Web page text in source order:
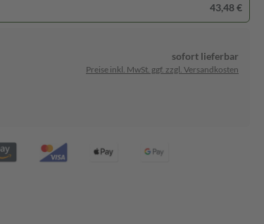
43,48 €
sofort lieferbar
Preise inkl. MwSt. ggf. zzgl. Versandkosten